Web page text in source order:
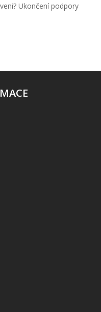
Ukončení podpory